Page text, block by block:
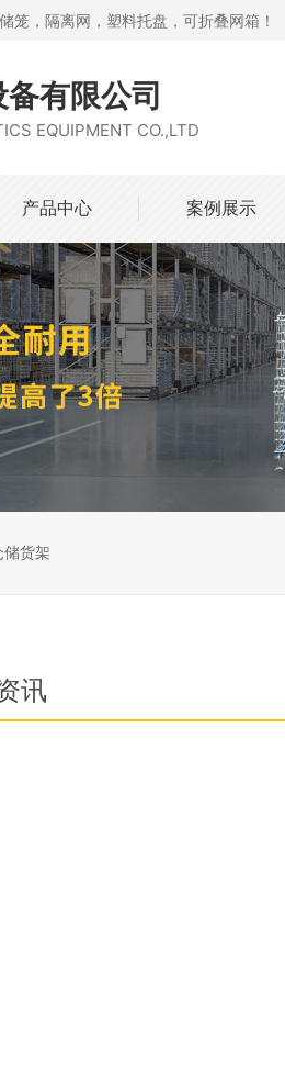
笼，隔离网，塑料托盘，可折叠网箱！
有限公司
EQUIPMENT CO.,LTD
产品中心 案例展示
储货架
讯